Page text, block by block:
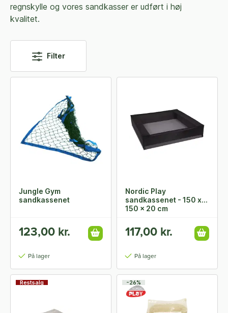
regnskylle og vores sandkasser er udført i høj
kvalitet.
Filter
Jungle Gym
sandkassenet
123,00 kr.
På lager
Nordic Play
sandkassenet - 150 x
150 x 20 cm
117,00 kr.
På lager
Restsalg -26%